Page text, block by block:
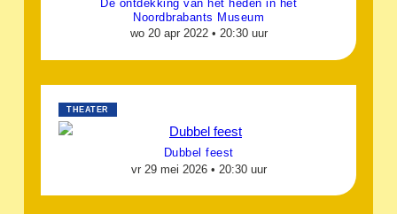
De ontdekking van het heden in het
Noordbrabants Museum
wo 20 apr 2022 • 20:30 uur
THEATER
Dubbel feest
vr 29 mei 2026 • 20:30 uur